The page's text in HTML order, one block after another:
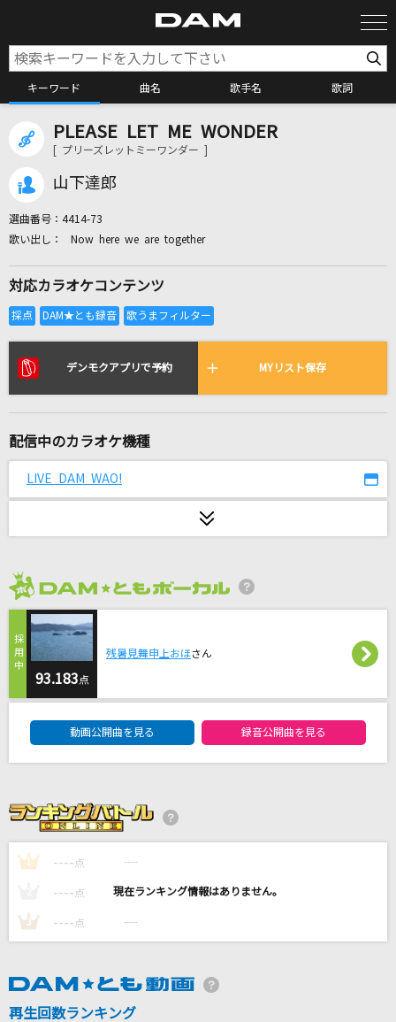
キーワード 曲名 歌手名 歌詞
カラオケ検索
全国りれき
リアルタイムで歌われている曲の一覧
[生音]イチブトゼンブ
MAGIC
iLiFE!
愛してない
[生音]あふれる涙が伝うとき
津吹みゆ
[生音]この恋はスクープされない
コレサワ
[生音]THE DAY
ポルノグラフィティ
ファタール
Clarity
PLEASE LET ME WONDER
[ プリーズレットミーワンダー ]
山下達郎
選曲番号： 4414-73
Now here we are together
対応カラオケコンテンツ
デンモクアプリで予約 MYリスト保存
配信中のカラオケ機種
LIVE DAM WAO!
93.183点
残暑見舞申上おほさん
動画公開曲を見る 録音公開曲を見る
1 ---- 点 ----
---- 点 ----
3 ---- 点 ----
再生回数ランキング